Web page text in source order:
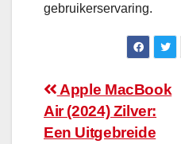
gebruikerservaring.
Bericht
navigatie
Apple MacBook
Air (2024) Zilver:
Een Uitgebreide